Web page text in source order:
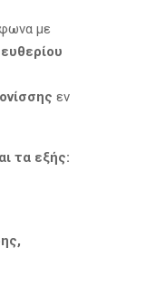
με
εν
τα εξής: